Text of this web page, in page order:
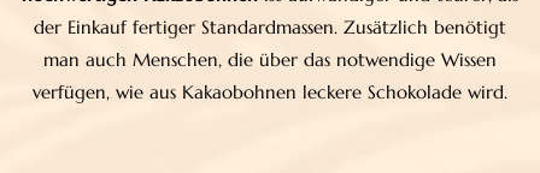
der Einkauf fertiger Standardmassen. Zusätzlich benötigt
man auch Menschen, die über das notwendige Wissen
verfügen, wie aus Kakaobohnen leckere Schokolade wird.